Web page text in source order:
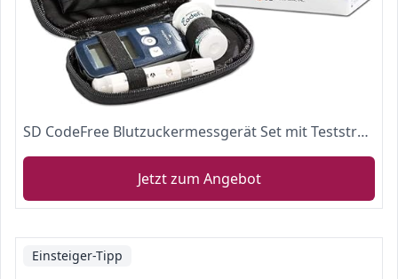
SD CodeFree Blutzuckermessgerät Set mit Teststreifen, Diabetes-Set mg/dL, Vorteilspack zur Diabetes-Messung inkl. Blutzuckerteststreifen und Blutlanzetten
Jetzt zum Angebot
Einsteiger-Tipp